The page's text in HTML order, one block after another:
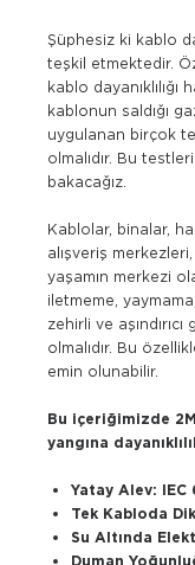
Şüphesiz ki kablo
teşkil etmektedir.
kablo
kablonun saldığı
uygulanan birçok
olmalıdır. Bu
bakacağız.
Kablolar, binalar,
alışveriş
yaşamın merkezi
iletmeme,
zehirli ve
olmalıdır. Bu
emin olunabilir.
Bu içeriğimizde
yangına
Yatay Alev: IEC
Tek Kabloda
Su Altında
Duman